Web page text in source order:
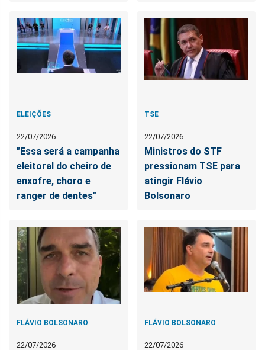
ELEIÇÕES
22/07/2026
"Essa será a campanha
eleitoral do cheiro de
enxofre, choro e
ranger de dentes"
TSE
22/07/2026
Ministros do STF
pressionam TSE para
atingir Flávio
Bolsonaro
FLÁVIO BOLSONARO
22/07/2026
FLÁVIO BOLSONARO
22/07/2026